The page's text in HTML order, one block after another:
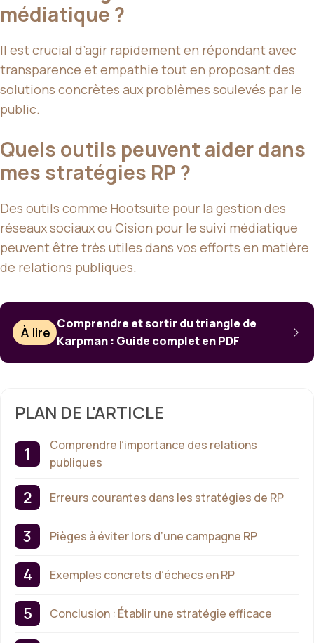
médiatique ?
Il est crucial d’agir rapidement en répondant avec
transparence et empathie tout en proposant des
solutions concrètes aux problèmes soulevés par le
public.
Quels outils peuvent aider dans
mes stratégies RP ?
Des outils comme Hootsuite pour la gestion des
réseaux sociaux ou Cision pour le suivi médiatique
peuvent être très utiles dans vos efforts en matière
de relations publiques.
À lire
Comprendre et sortir du triangle de
Karpman : Guide complet en PDF
PLAN DE L'ARTICLE
Comprendre l’importance des relations
publiques
Erreurs courantes dans les stratégies de RP
Pièges à éviter lors d’une campagne RP
Exemples concrets d’échecs en RP
Conclusion : Établir une stratégie efficace